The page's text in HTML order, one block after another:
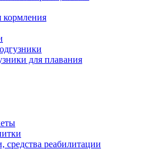
для плавания
средства реабилитации